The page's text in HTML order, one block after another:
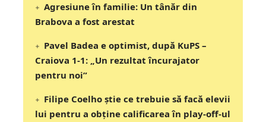
Agresiune în familie: Un tânăr din
Brabova a fost arestat
Pavel Badea e optimist, după KuPS –
Craiova 1-1: „Un rezultat încurajator
pentru noi”
Filipe Coelho știe ce trebuie să facă elevii
lui pentru a obține calificarea în play-off-ul